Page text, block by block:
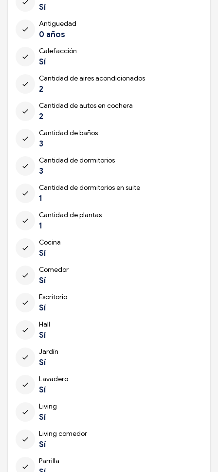
check
Sí
check
Antiguedad
0 años
check
Calefacción
Sí
check
Cantidad de aires acondicionados
2
check
Cantidad de autos en cochera
2
check
Cantidad de baños
3
check
Cantidad de dormitorios
3
check
Cantidad de dormitorios en suite
1
check
Cantidad de plantas
1
check
Cocina
Sí
check
Comedor
Sí
check
Escritorio
Sí
check
Hall
Sí
check
Jardín
Sí
check
Lavadero
Sí
check
Living
Sí
check
Living comedor
Sí
check
Parrilla